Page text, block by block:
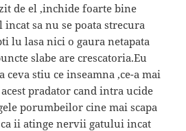
de el ,inchide foarte bine
incat sa nu se poata strecura
lu lasa nici o gaura netapata
slabe are crescatoria.Eu
ceva stiu ce inseamna ,ce-a mai
pradator cand intra ucide
porumbeilor cine mai scapa
ii atinge nervii gatului incat